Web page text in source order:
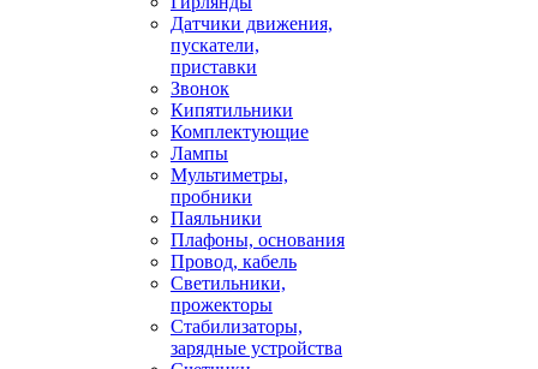
Датчики движения,
пускатели,
приставки
Звонок
Кипятильники
Комплектующие
Лампы
Мультиметры,
пробники
Паяльники
Плафоны, основания
Провод, кабель
Светильники,
прожекторы
Стабилизаторы,
зарядные устройства